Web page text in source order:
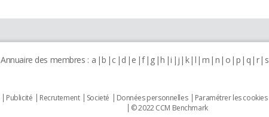
Annuaire des membres : a b c d e f g h i j k l m n o p q r s
Publicité Recrutement Societé Données personnelles Paramétrer les cookies
© 2022 CCM Benchmark